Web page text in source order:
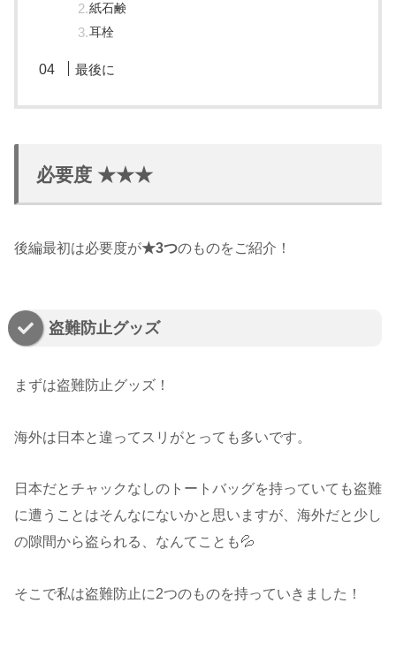
紙石鹸
耳栓
最後に
必要度 ★★★
後編最初は必要度が★3つのものをご紹介！
盗難防止グッズ
まずは盗難防止グッズ！
海外は日本と違ってスリがとっても多いです。
日本だとチャックなしのトートバッグを持っていても盗難
に遭うことはそんなにないかと思いますが、海外だと少し
の隙間から盗られる、なんてことも💦
そこで私は盗難防止に2つのものを持っていきました！